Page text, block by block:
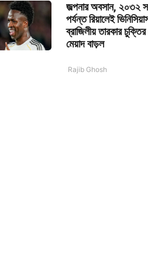
জল্পনার অবসান, ২০৩২
পর্যন্ত রিয়ালেই
ব্রাজিলীয় তারকার চুক্তির
মেয়াদ বাড়ল
Rajib Ghosh